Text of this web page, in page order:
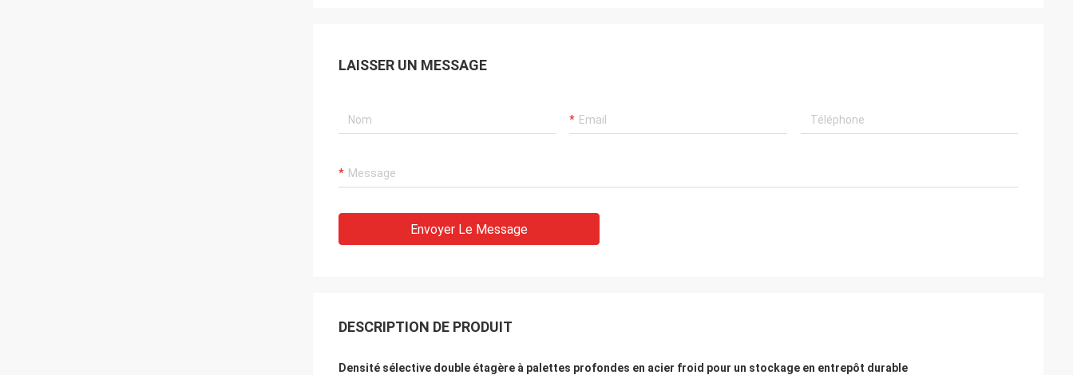
LAISSER UN MESSAGE
Envoyer Le Message
DESCRIPTION DE PRODUIT
Densité sélective double étagère à palettes profondes en acier froid pour un stockage en entrepôt durable